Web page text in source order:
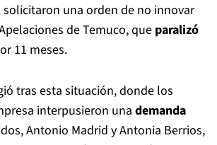
una orden de no innovar
de Temuco, queparalizó
11 meses.
tras esta situación, donde los
interpusieron una demanda
Antonio Madrid y Antonia Berrios,